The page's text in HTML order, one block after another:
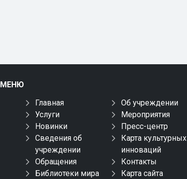
МЕНЮ
Главная
Об учреждении
Услуги
Мероприятия
Новинки
Пресс-центр
Сведения об
учреждении
Карта культурных
инноваций
Обращения
Контакты
Библиотеки мира
Карта сайта